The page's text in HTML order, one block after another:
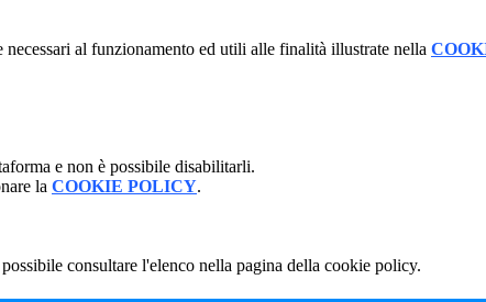
al funzionamento ed utili alle finalità illustrate nella
e non è possibile disabilitarli.
la COOKIE POLICY.
consultare l'elenco nella pagina della cookie policy.